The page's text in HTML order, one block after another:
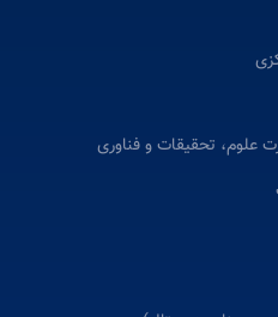
علوم، تحقیقات و فناوری